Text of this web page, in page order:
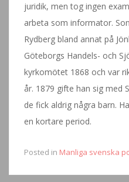
juridik, men tog ingen
arbeta som informator.
Rydberg bland annat på
Göteborgs Handels- och
kyrkomötet 1868 och var
år. 1879 gifte han sig med
de fick aldrig några barn.
en kortare period.
Posted in Manliga svenska